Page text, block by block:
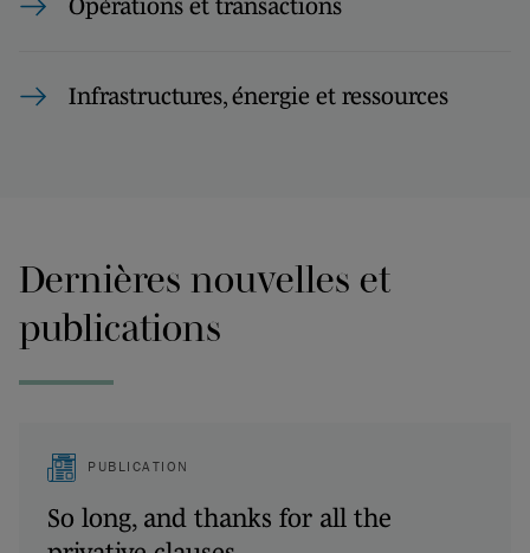
Opérations et transactions
Infrastructures, énergie et ressources
Dernières nouvelles et
publications
PUBLICATION
So long, and thanks for all the